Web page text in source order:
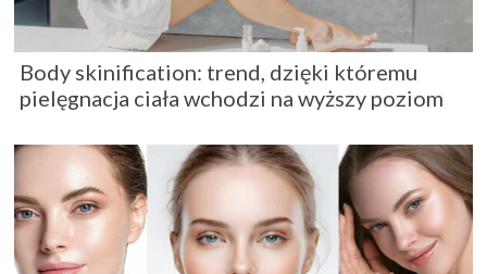
Body skinification: trend, dzięki któremu
pielęgnacja ciała wchodzi na wyższy poziom